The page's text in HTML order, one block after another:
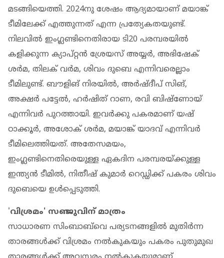
മടങ്ങിയെത്തി. 2024നു ശേഷം ആദ്യമായാണ് മയാങ്ക്
ടീമിലേക്ക് എത്തുന്നത് എന്ന പ്രത്യേകതയുണ്ട്.
നിലവില്‍ ഇംഗ്ലണ്ടിനെതിരായ ടി20 പരമ്പരയില്‍
കളിക്കുന്ന ക്യാപ്റ്റന്‍ ശ്രേയസ് അയ്യര്‍, അഭിഷേക്
ശര്‍മ, തിലക് വര്‍മ, ശിവം ദുബെ എന്നിവരെല്ലാം
ടീമിലുണ്ട്. ബൗളിങ് നിരയില്‍, അര്‍ഷ്ദീപ് സിങ്,
അക്ഷര്‍ പട്ടേല്‍, ഹര്‍ഷിത് റാണ, രവി ബിഷ്ണോയ്
എന്നിവര്‍ പുറത്തായി. ഇവര്‍ക്കു പകരമാണ് യഷ്
ഠാക്കൂര്‍, അശോക് ശര്‍മ, മയാങ്ക് യാദവ് എന്നിവര്‍
ടീമിലെത്തിയത്. അതേസമയം,
ഇംഗ്ലണ്ടിനെതിരെയുള്ള ഏകദിന പരമ്പരയ്ക്കുള്ള
ഇന്ത്യന്‍ ടീമില്‍, നിതീഷ് കുമാര്‍ റെഡ്ഡിക്ക് പകരം ശിവം
ദുബെയെ ഉള്‍പ്പെടുത്തി.
'വിശ്രമം' സഞ്ജുവിന് മാത്രം
സാധാരണ സിംബാബ്‌വെ പര്യടനങ്ങളില്‍ മുതിര്‍ന്ന
താരങ്ങള്‍ക്ക് വിശ്രമം നല്‍കുകയും പകരം പുതുമുഖ